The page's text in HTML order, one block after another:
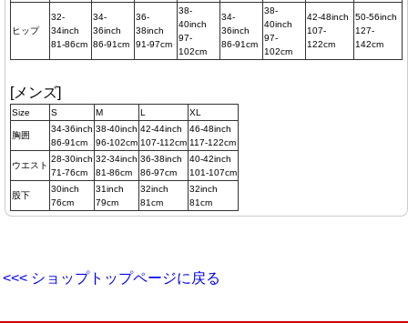
ヒップ
32-
34inch
81-86cm
34-
36inch
86-91cm
36-
38inch
91-97cm
38-
40inch
97-
102cm
34-
36inch
86-91cm
38-
40inch
97-
102cm
42-48inch
107-
122cm
50-56inch
127-
142cm
[メンズ]
Size S M L XL
胸囲
34-36inch
86-91cm
38-40inch
96-102cm
42-44inch
107-112cm
46-48inch
117-122cm
ウエスト
28-30inch
71-76cm
32-34inch
81-86cm
36-38inch
86-97cm
40-42inch
101-107cm
股下
30inch
76cm
31inch
79cm
32inch
81cm
32inch
81cm
<<< ショップトップページに戻る